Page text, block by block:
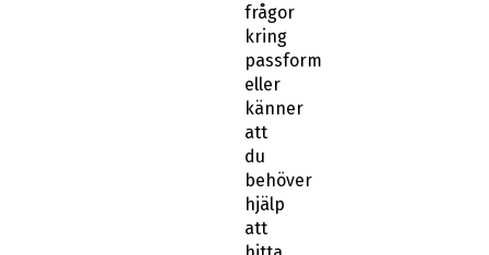
frågor
kring
passform
eller
känner
att
du
behöver
hjälp
att